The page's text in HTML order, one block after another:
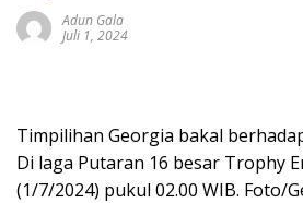
Adun Gala
Juli 1, 2024
Timpilihan Georgia bakal
Di laga Putaran 16 besar Trophy
(1/7/2024) pukul 02.00 WIB. Foto/